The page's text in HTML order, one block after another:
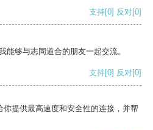
支持[0] 反对[0]
能够与志同道合的朋友一起交流。
支持[0] 反对[0]
提供最高速度和安全性的连接，并帮